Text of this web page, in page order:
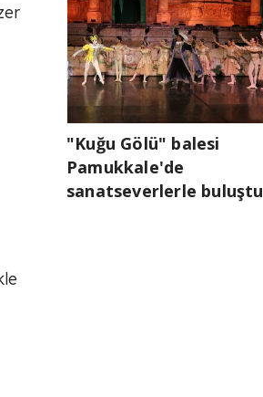
"Kuğu Gölü" balesi
Pamukkale'de
sanatseverlerle buluştu